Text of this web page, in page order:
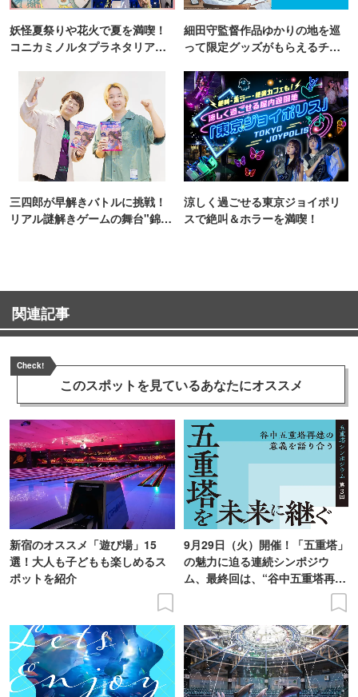
妖怪夏祭りや花火で夏を満喫！
コニカミノルタプラネタリア
細田守監督作品ゆかりの地を巡
って限定グッズがもらえるチャ
三四郎が早解きバトルに挑戦！
リアル謎解きゲームの舞台"錦糸
涼しく過ごせる東京ジョイポリ
スで絶叫＆ホラーを満喫！
関連記事
Check!
このスポットを見ているあなたにオススメ
新宿のオススメ「遊び場」15
選！大人も子どもも楽しめるス
ポットを紹介
9月29日（火）開催！「五重塔」
の魅力に迫る連続シンポジウ
ム、最終回は、“谷中五重塔再建